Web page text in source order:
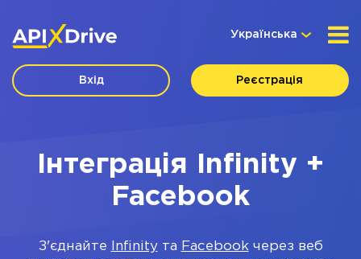
Українська
Вхід Реєстрація
Інтеграція Infinity +
Facebook
З'єднайте Infinityта Facebookчерез веб